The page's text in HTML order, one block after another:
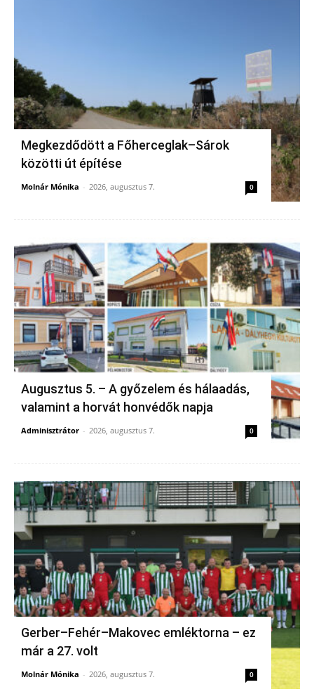
Megkezdődött a Főherceglak–Sárok
közötti út építése
Molnár Mónika - 2026, augusztus 7. 0
Augusztus 5. – A győzelem és hálaadás,
valamint a horvát honvédők napja
Adminisztrátor - 2026, augusztus 7. 0
Gerber–Fehér–Makovec emléktorna – ez
már a 27. volt
Molnár Mónika - 2026, augusztus 7. 0